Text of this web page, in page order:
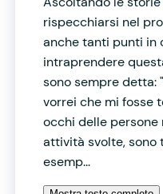
rispecchiarsi nel
anche tanti punti in
intraprendere
sono sempre detta:
vorrei che mi fosse
occhi delle persone
attività svolte, sono
esemp...